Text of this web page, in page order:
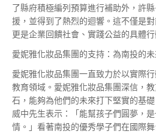
了縣府積極編列預算進行補助外，許
援，並得到了熱烈的迴響。這不僅是
更是企業回饋社會、實踐公益的具體行
愛妮雅化妝品集團的支持：為南投的
愛妮雅化妝品集團一直致力於以實際
教育領域。愛妮雅化妝品集團深信，
石，能夠為他們的未來打下堅實的基
威中先生表示：「能幫孩子們圓夢，
情。」看著南投的優秀學子們在國際